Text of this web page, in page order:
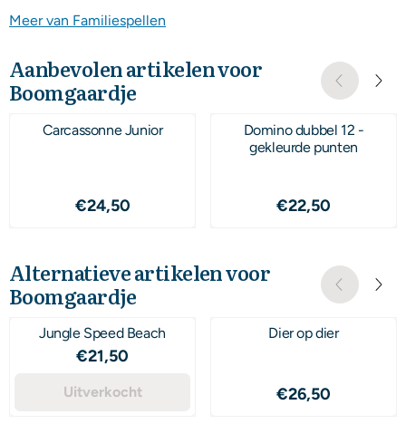
Meer van Familiespellen
Aanbevolen artikelen voor
Boomgaardje
Carcassonne Junior
Prijs: 24,50
€24,50
Domino dubbel 12 -
gekleurde punten
Prijs: 22,50
€22,50
Alternatieve artikelen voor
Boomgaardje
Jungle Speed Beach
Prijs: 21,50
€21,50
Uitverkocht
Dier op dier
Prijs: 26,50
€26,50